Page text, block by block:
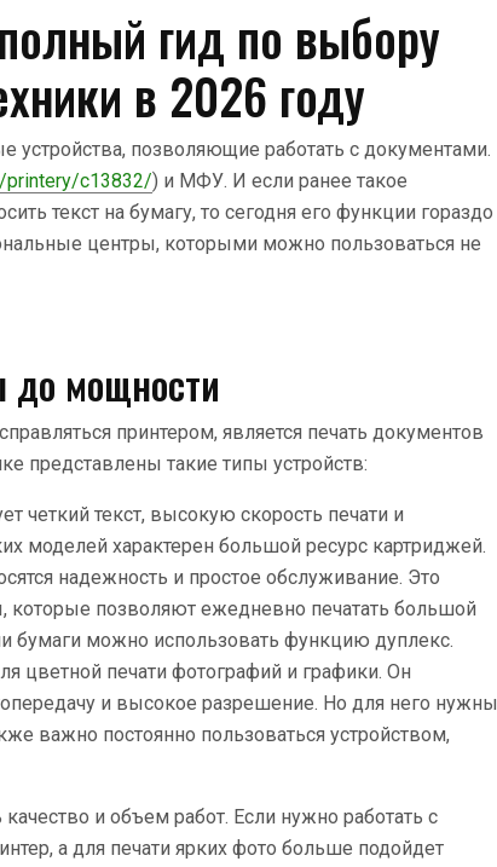
гид по выбору
в 2026 году
позволяющие работать с документами.
printery/c13832/) и МФУ. И если ранее такое
текст на бумагу, то сегодня его функции гораздо
центры, которыми можно пользоваться не
до мощности
принтером, является печать документов
представлены такие типы устройств:
четкий текст, высокую скорость печати и
моделей характерен большой ресурс картриджей.
надежность и простое обслуживание. Это
которые позволяют ежедневно печатать большой
бумаги можно использовать функцию дуплекс.
цветной печати фотографий и графики. Он
и высокое разрешение. Но для него нужны
важно постоянно пользоваться устройством,
и объем работ. Если нужно работать с
а для печати ярких фото больше подойдет